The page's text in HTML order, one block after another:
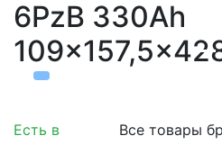
6PzB 330Ah
Есть в
Все товары